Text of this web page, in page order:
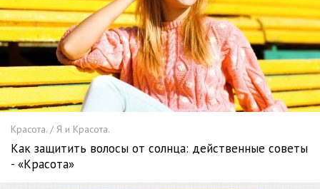
Красота. / Я и Красота.
Как защитить волосы от солнца: действенные советы
- «Красота»